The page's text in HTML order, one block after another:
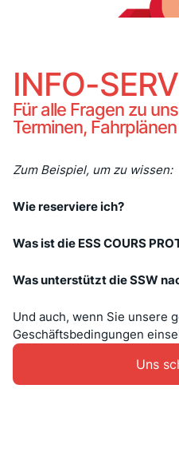
INFO-
Für alle Fragen zu
Terminen,
Zum Beispiel, um zu wissen:
Wie reserviere ich?
Was ist die ESS COURS
Was unterstützt die SSW
Und auch, wenn Sie unsere
Geschäftsbedingungen
Uns